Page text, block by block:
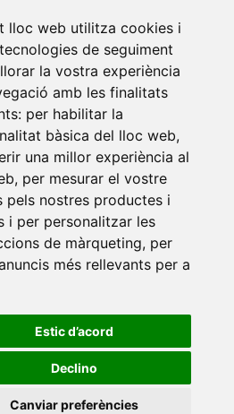
lloc web utilitza cookies i
de seguiment
la vostra experiència
amb les finalitats
per habilitar la
bàsica del lloc web,
una millor experiència al
, per mesurar el vostre
pels nostres productes i
i per personalitzar les
de màrqueting, per
més rellevants per a
Estic d’acord
Declino
Canviar preferències
local 10
s/n